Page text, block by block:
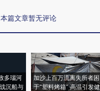
本篇文章暂无评论
多瑙河
沉船与
加沙上百万流离失所者困
于“塑料烤箱” 高温引发健